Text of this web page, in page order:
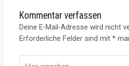
Kommentar verfassen
Deine E-Mail-Adresse wird nicht
Erforderliche Felder sind mit*